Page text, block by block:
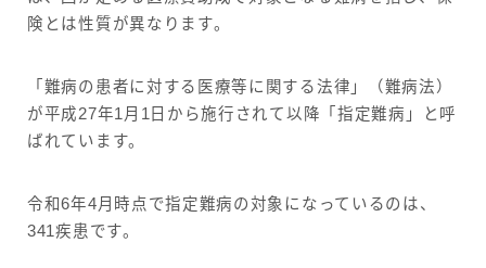
険とは性質が異なります。
「難病の患者に対する医療等に関する法律」（難病法）
が平成27年1月1日から施行されて以降「指定難病」と呼
ばれています。
令和6年4月時点で指定難病の対象になっているのは、
341疾患です。